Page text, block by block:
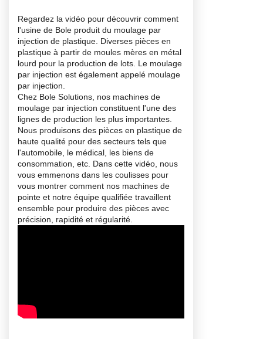
Regardez la vidéo pour découvrir comment
l'usine de Bole produit du moulage par
injection de plastique. Diverses pièces en
plastique à partir de moules mères en métal
lourd pour la production de lots. Le moulage
par injection est également appelé moulage
par injection
Chez Bole Solutions, nos machines de
moulage par injection constituent l'une des
lignes de production les plus importantes.
Nous produisons des pièces en plastique de
haute qualité pour des secteurs tels que
l'automobile, le médical, les biens de
consommation, etc. Dans cette vidéo, nous
vous emmenons dans les coulisses pour
vous montrer comment nos machines de
pointe et notre équipe qualifiée travaillent
ensemble pour produire des pièces avec
précision, rapidité et régularité.